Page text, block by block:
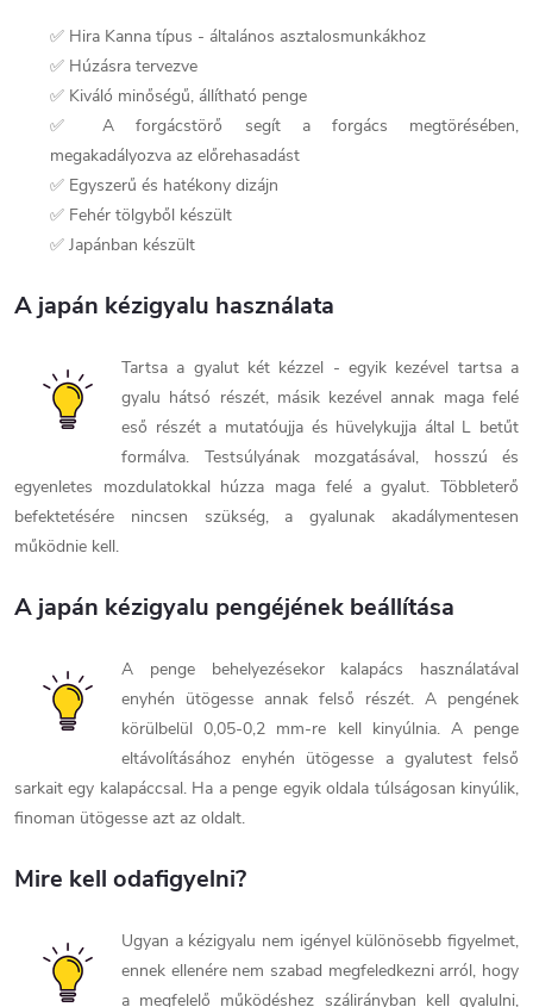
✅ Hira Kanna típus - általános asztalosmunkákhoz
✅ Húzásra tervezve
✅ Kiváló minőségű, állítható penge
✅ A forgácstörő segít a forgács megtörésében,
megakadályozva az előrehasadást
✅ Egyszerű és hatékony dizájn
✅ Fehér tölgyből készült
✅ Japánban készült
A japán kézigyalu használata
Tartsa a gyalut két kézzel - egyik kezével tartsa a
gyalu hátsó részét, másik kezével annak maga felé
eső részét a mutatóujja és hüvelykujja által L betűt
formálva. Testsúlyának mozgatásával, hosszú és
egyenletes mozdulatokkal húzza maga felé a gyalut. Többleterő
befektetésére nincsen szükség, a gyalunak akadálymentesen
működnie kell.
A japán kézigyalu pengéjének beállítása
A penge behelyezésekor kalapács használatával
enyhén ütögesse annak felső részét. A pengének
körülbelül 0,05-0,2 mm-re kell kinyúlnia. A penge
eltávolításához enyhén ütögesse a gyalutest felső
sarkait egy kalapáccsal. Ha a penge egyik oldala túlságosan kinyúlik,
finoman ütögesse azt az oldalt.
Mire kell odafigyelni?
Ugyan a kézigyalu nem igényel különösebb figyelmet,
ennek ellenére nem szabad megfeledkezni arról, hogy
a megfelelő működéshez szálirányban kell gyalulni,